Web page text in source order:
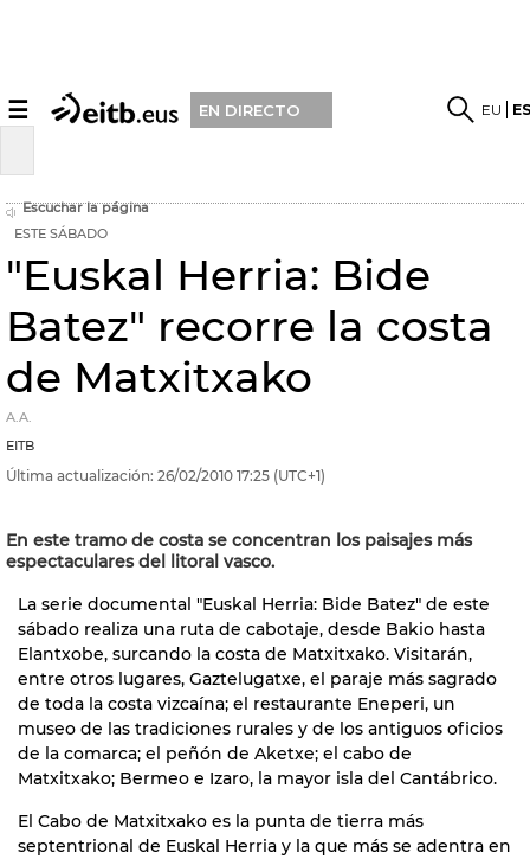
☰ EN DIRECTO EU
Escuchar la página
ESTE SÁBADO
"Euskal Herria: Bide
Batez" recorre la costa
de Matxitxako
A.A.
EITB
Última actualización: 26/02/2010 17:25 (UTC+1)
En este tramo de costa se concentran los paisajes más
espectaculares del litoral vasco.
La serie documental "Euskal Herria: Bide Batez" de este
sábado realiza una ruta de cabotaje, desde Bakio hasta
Elantxobe, surcando la costa de Matxitxako. Visitarán,
entre otros lugares, Gaztelugatxe, el paraje más sagrado
de toda la costa vizcaína; el restaurante Eneperi, un
museo de las tradiciones rurales y de los antiguos oficios
de la comarca; el peñón de Aketxe; el cabo de
Matxitxako; Bermeo e Izaro, la mayor isla del Cantábrico.
El Cabo de Matxitxako es la punta de tierra más
septentrional de Euskal Herria y la que más se adentra en